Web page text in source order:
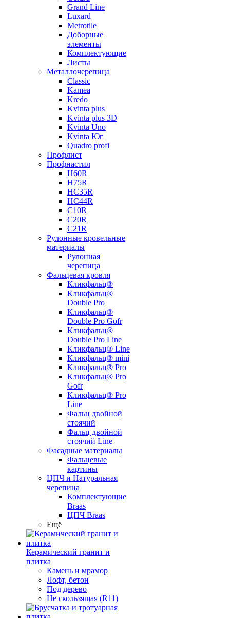
Grand Line
Luxard
Metrotile
Доборные
элементы
Комплектующие
Листы
Металлочерепица
Classic
Kamea
Kredo
Kvinta plus
Kvinta plus 3D
Kvinta Uno
Kvinta Юг
Quadro profi
Профлист
Профнастил
Н60R
Н75R
НС35R
НС44R
С10R
С20R
С21R
Рулонные кровельные
материалы
Рулонная
черепица
Фальцевая кровля
Кликфальц®
Кликфальц®
Double Pro
Кликфальц®
Double Pro Gofr
Кликфальц®
Double Pro Line
Кликфальц® Line
Кликфальц® mini
Кликфальц® Pro
Кликфальц® Pro
Gofr
Кликфальц® Pro
Line
Фальц двойной
стоячий
Фальц двойной
стоячий Line
Фасадные материалы
Фальцевые
картины
ЦПЧ и Натуральная
черепица
Комплектующие
Braas
ЦПЧ Braas
Ещё
Керамический гранит и
плитка
Камень и мрамор
Лофт, бетон
Под дерево
Не скользящая (R11)